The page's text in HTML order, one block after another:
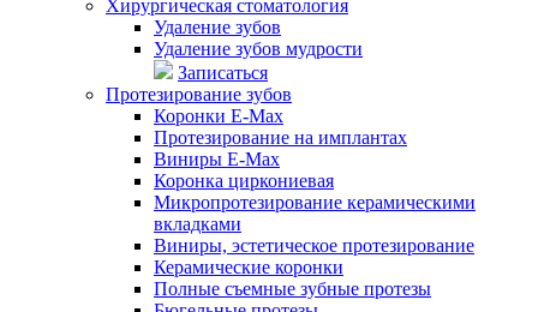
Хирургическая стоматология
Удаление зубов
Удаление зубов мудрости
Записаться
Протезирование зубов
Коронки E-Max
Протезирование на имплантах
Виниры E-Max
Коронка циркониевая
Микропротезирование керамическими
вкладками
Виниры, эстетическое протезирование
Керамические коронки
Полные съемные зубные протезы